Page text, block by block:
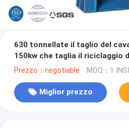
630 tonnellate il taglio del
150kw che taglia il riciclaggio
preparato
Prezzo：negotiable MOQ：1
Miglior prezzo